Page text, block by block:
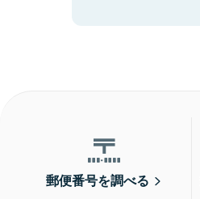
郵便番号を調べる